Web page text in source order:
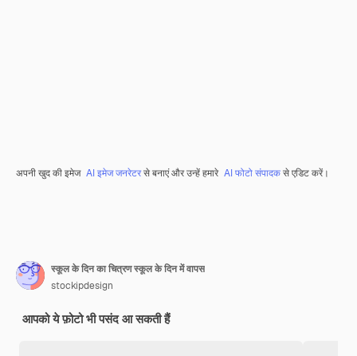
अपनी खुद की इमेज AI इमेज जनरेटरसे बनाएं और उन्हें हमारे AI फोटो संपादकसे एडिट करें।
स्कूल के दिन का चित्रण स्कूल के दिन में वापस
stockipdesign
आपको ये फ़ोटो भी पसंद आ सकती हैं